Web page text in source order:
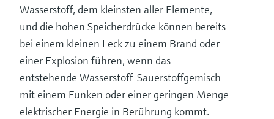
Wasserstoff, dem kleinsten aller Elemente,
und die hohen Speicherdrücke können bereits
bei einem kleinen Leck zu einem Brand oder
einer Explosion führen, wenn das
entstehende Wasserstoff-Sauerstoffgemisch
mit einem Funken oder einer geringen Menge
elektrischer Energie in Berührung kommt.